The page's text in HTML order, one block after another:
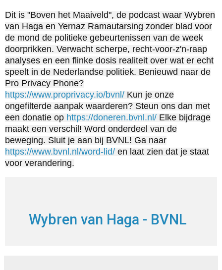
de stekker uit dit kabinet
gaat trekken"
Dit is "Boven het Maaiveld", de podcast waar Wybren
van Haga en Yernaz Ramautarsing zonder blad voor
de mond de politieke gebeurtenissen van de week
doorprikken. Verwacht scherpe, recht-voor-z'n-raap
analyses en een flinke dosis realiteit over wat er echt
speelt in de Nederlandse politiek. Benieuwd naar de
Pro Privacy Phone?
https://www.proprivacy.io/bvnl/ Kun je onze
ongefilterde aanpak waarderen? Steun ons dan met
een donatie op https://doneren.bvnl.nl/ Elke bijdrage
maakt een verschil! Word onderdeel van de
beweging. Sluit je aan bij BVNL! Ga naar
https://www.bvnl.nl/word-lid/ en laat zien dat je staat
voor verandering.
Wybren van Haga - BVNL